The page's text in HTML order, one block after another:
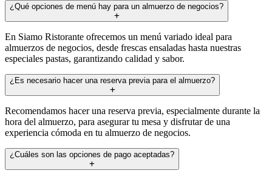
¿Qué opciones de menú hay para un almuerzo de negocios?
En Siamo Ristorante ofrecemos un menú variado ideal para
almuerzos de negocios, desde frescas ensaladas hasta nuestras
especiales pastas, garantizando calidad y sabor.
¿Es necesario hacer una reserva previa para el almuerzo?
Recomendamos hacer una reserva previa, especialmente durante la
hora del almuerzo, para asegurar tu mesa y disfrutar de una
experiencia cómoda en tu almuerzo de negocios.
¿Cuáles son las opciones de pago aceptadas?